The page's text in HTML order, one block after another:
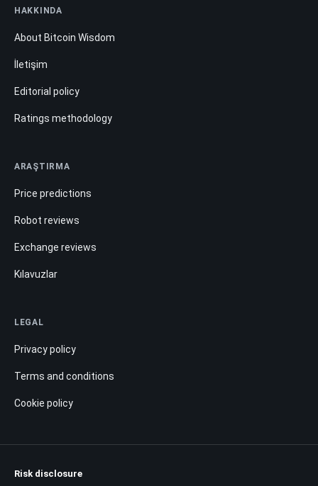
HAKKINDA
About Bitcoin Wisdom
İletişim
Editorial policy
Ratings methodology
ARAŞTIRMA
Price predictions
Robot reviews
Exchange reviews
Kılavuzlar
LEGAL
Privacy policy
Terms and conditions
Cookie policy
Risk disclosure